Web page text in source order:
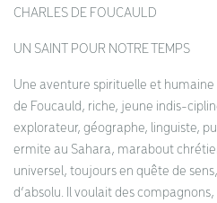
CHARLES DE FOUCAULD
UN SAINT POUR NOTRE TEMPS
Une aventure spirituelle et
de Foucauld, riche, jeune indis-
explorateur, géographe, linguiste,
ermite au Sahara, marabout
universel, toujours en quête de
d’absolu. Il voulait des